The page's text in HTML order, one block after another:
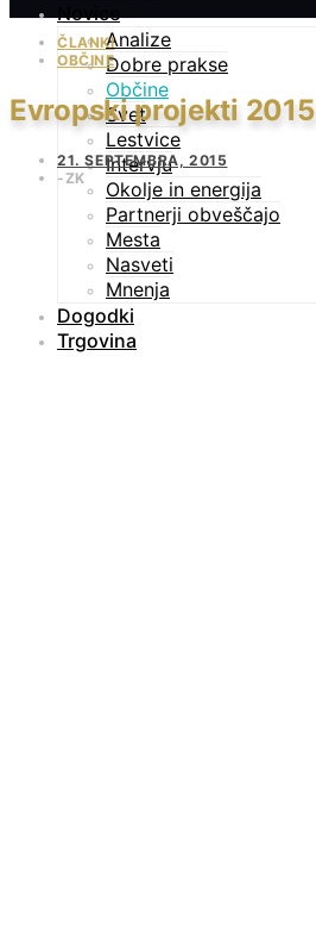
Novice
Analize
Dobre prakse
Občine
Svet
Lestvice
Intervju
Okolje in energija
Partnerji obveščajo
Mesta
Nasveti
Mnenja
Dogodki
Trgovina
ČLANKI
OBČINE
Evropski projekti 2015
21. SEPTEMBRA, 2015
ZK